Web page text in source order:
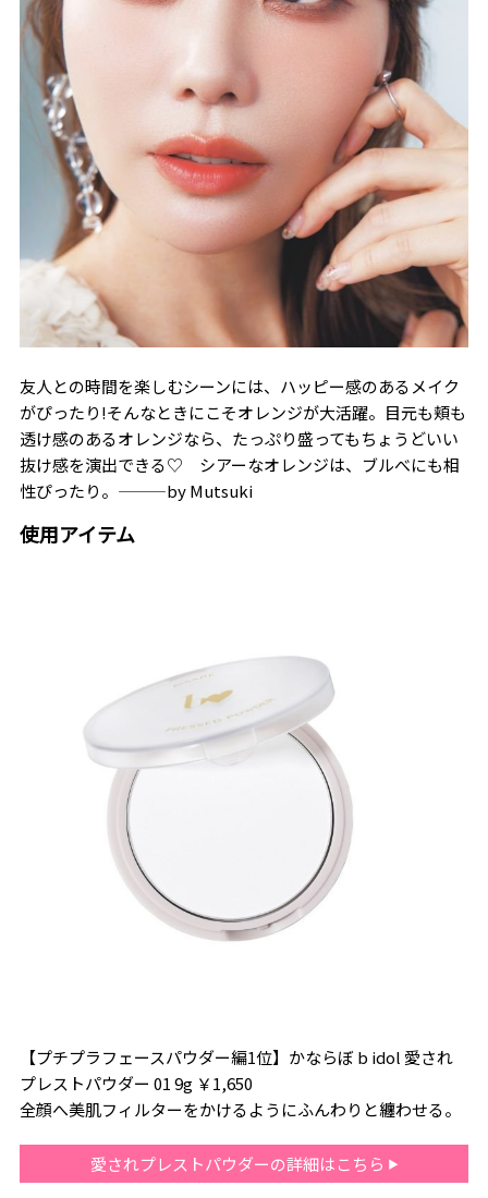
友人との時間を楽しむシーンには、ハッピー感のあるメイク
がぴったり!そんなときにこそオレンジが大活躍。目元も頬も
透け感のあるオレンジなら、たっぷり盛ってもちょうどいい
抜け感を演出できる♡ シアーなオレンジは、ブルべにも相
性ぴったり。―――by Mutsuki
使用アイテム
【プチプラフェースパウダー編1位】かならぼ b idol 愛され
プレストパウダー 01 9g ￥1,650
全顔へ美肌フィルターをかけるようにふんわりと纏わせる。
愛されプレストパウダーの詳細はこちら